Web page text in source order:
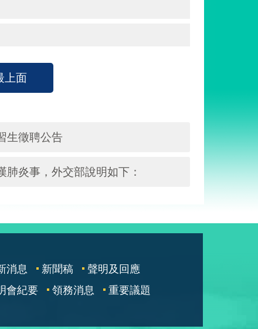
上面
生徵聘公告
炎事，外交部說明如下：
消息 新聞稿
聲明及回應
會紀要 領務消息
重要議題